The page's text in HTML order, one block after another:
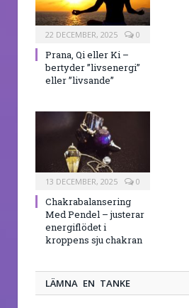
22 DECEMBER, 2025 0
Prana, Qi eller Ki –
bertyder ”livsenergi”
eller ”livsande”
13 DECEMBER, 2025 0
Chakrabalansering
Med Pendel – justerar
energiflödet i
kroppens sju chakran
LÄMNA EN TANKE